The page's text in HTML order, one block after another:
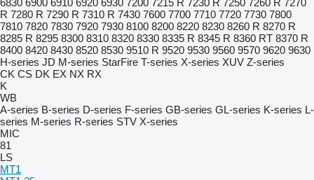
6830 6900 6910 6920 6930 7200 7215 R 7230 R 7250 7260 R 7270
R 7280 R 7290 R 7310 R 7430 7600 7700 7710 7720 7730 7800
7810 7820 7830 7920 7930 8100 8200 8220 8230 8260 R 8270 R
8285 R 8295 8300 8310 8320 8330 8335 R 8345 R 8360 RT 8370 R
8400 8420 8430 8520 8530 9510 R 9520 9530 9560 9570 9620 9630
H-series JD M-series StarFire T-series X-series XUV Z-series
CK CS DK EX NX RX
K
WB
A-series B-series D-series F-series GB-series GL-series K-series L-
series M-series R-series STV X-series
MIC
81
LS
MT1